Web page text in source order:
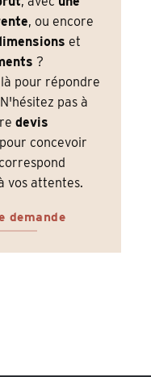
, ou encore
et
?
pour répondre
pas à
devis
pour concevoir
vos attentes.
demande